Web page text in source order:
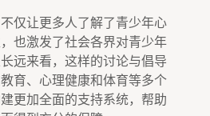
仅让更多人了解了青少年心
也激发了社会各界对青少年
远来看，这样的讨论与倡导
育、心理健康和体育等多个
更加全面的支持系统，帮助